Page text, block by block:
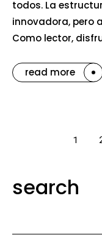
todos. La
innovadora, pero
Como lector,
read more
1
search